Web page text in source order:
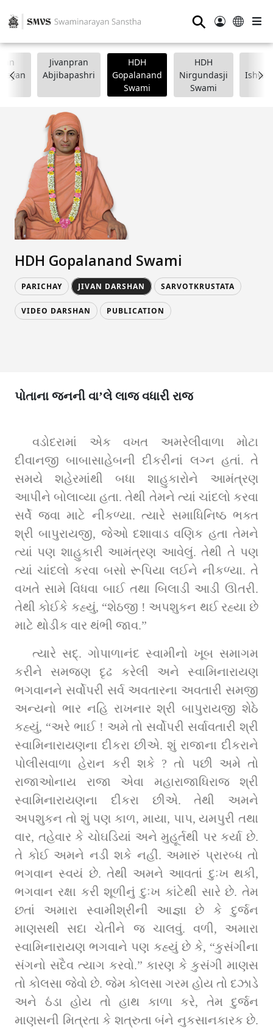
⚲
Jivanpran
Abjibapashri
HDH
Gopalanand
Swami
HDH
Nirgundasji
Swami
HDH Gopalanand Swami
PARICHAY JIVAN DARSHAN SARVOTKRUSTATA
VIDEO DARSHAN PUBLICATION
પોતાના જનની વા’લે લાજ વધારી રાજ
વડોદરામાં એક વખત અમરેલીવાળા મોટા
દીવાનજી બાબાસાહેબની દીકરીનાં લગ્ન હતાં. તે
સમયે શહેરમાંથી બધા શાહુકારોને આમંત્રણ
આપીને બોલાવ્યા હતા. તેથી તેમને ત્યાં ચાંદલો કરવા
સર્વે જવા માટે નીકળ્યા. ત્યારે સમાધિનિષ્ઠ ભક્ત
શ્રી બાપુરાયજી, જેઓ દશાવાડ વણિક હતા તેમને
ત્યાં પણ શાહુકારી આમંત્રણ આવેલું. તેથી તે પણ
ત્યાં ચાંદલો કરવા બસો રૂપિયા લઈને નીકળ્યા. તે
વખતે સામે વિધવા બાઈ તથા બિલાડી આડી ઊતરી.
તેથી કોઈકે કહ્યું, “શેઠજી ! અપશુકન થઈ રહ્યા છે
માટે થોડીક વાર થંભી જાવ.”
ત્યારે સદ્‌. ગોપાળાનંદ સ્વામીનો ખૂબ સમાગમ
કરીને સમજણ દૃઢ કરેલી અને સ્વામિનારાયણ
ભગવાનને સર્વોપરી સર્વ અવતારના અવતારી સમજી
અન્યનો ભાર નહિ રાખનાર શ્રી બાપુરાયજી શેઠે
કહ્યું, “અરે ભાઈ ! અમે તો સર્વોપરી સર્વાવતારી શ્રી
સ્વામિનારાયણના દીકરા છીએ. શું રાજાના દીકરાને
પોલીસવાળા હેરાન કરી શકે ? તો પછી અમે તો
રાજાઓનાય રાજા એવા મહારાજાધિરાજ શ્રી
સ્વામિનારાયણના દીકરા છીએ. તેથી અમને
અપશુકન તો શું પણ કાળ, માયા, પાપ, યમપુરી તથા
વાર, તહેવાર કે ચોઘડિયાં અને મુહૂર્તથી પર કર્યા છે.
તે કોઈ અમને નડી શકે નહીં. અમારું પ્રારબ્ધ તો
ભગવાન સ્વયં છે. તેથી અમને આવતાં દુઃખ થકી,
ભગવાન રક્ષા કરી શૂળીનું દુઃખ કાંટેથી સારે છે. તેમ
છતાં અમારા સ્વામીશ્રીની આજ્ઞા છે કે દુર્જન
માણસથી સદા ચેતીને જ ચાલવું. વળી, અમારા
સ્વામિનારાયણ ભગવાને પણ કહ્યું છે કે, “કુસંગીના
સંગનો સદૈવ ત્યાગ કરવો.” કારણ કે કુસંગી માણસ
તો કોલસા જેવો છે. જેમ કોલસા ગરમ હોય તો દઝાડે
અને ઠંડા હોય તો હાથ કાળા કરે, તેમ દુર્જન
માણસની મિત્રતા કે શત્રુતા બંને નુકસાનકારક છે.